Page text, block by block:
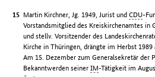
Martin Kirchner, Jg. 1949, Jurist undCDU-
Vorstandsmitglied des Kreiskirchenamtes in
und stellv. Vorsitzender des
Kirche in Thüringen, drängte im Herbst
Am 15. Dezember zum Generalsekretär der
Bekanntwerden seinerIM-Tätigkeit im